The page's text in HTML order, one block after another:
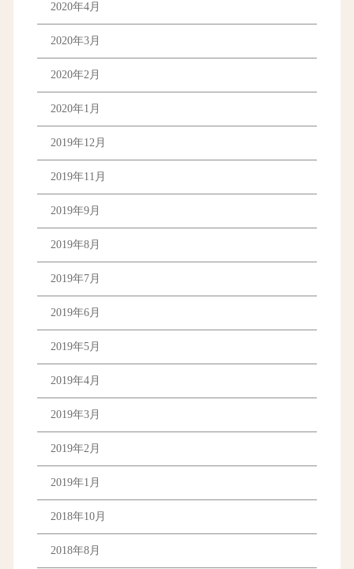
2020年4月
2020年3月
2020年2月
2020年1月
2019年12月
2019年11月
2019年9月
2019年8月
2019年7月
2019年6月
2019年5月
2019年4月
2019年3月
2019年2月
2019年1月
2018年10月
2018年8月